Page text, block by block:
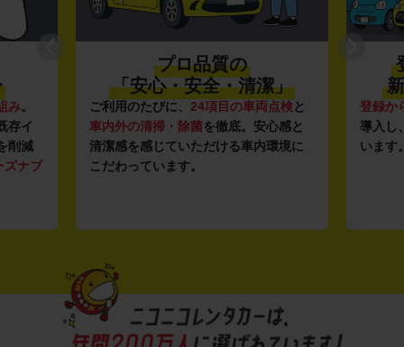
み。
存イ
削減
ズナブ
プロ品質の
「安心・安全・清潔」
ご利用のたびに、 24項目の車両点検と
車内外の清掃・除菌を徹底。安心感と
清潔感を感じていただける車内環境に
こだわっています。
登録か
導入し
います